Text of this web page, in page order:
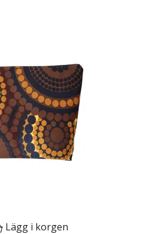
Lägg i korgen